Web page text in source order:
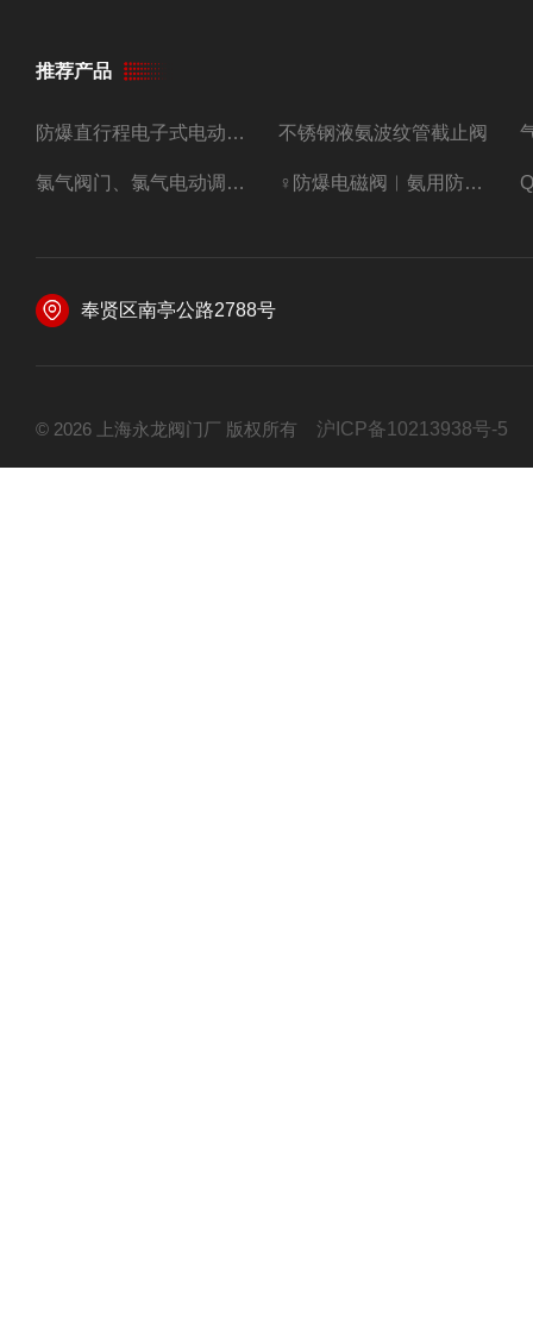
推荐产品
防爆直行程电子式电动调节阀 不锈钢液氨波纹管截止阀
氯气阀门、氯气电动调节阀 ♀防爆电磁阀︳氨用防爆紧急切断阀
奉贤区南亭公路2788号
© 2026 上海永龙阀门厂 版权所有 沪ICP备10213938号-5